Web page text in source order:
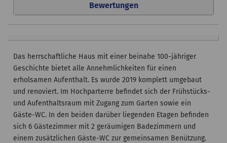
Bewertungen
Das herrschaftliche Haus mit einer beinahe 100-jähriger
Geschichte bietet alle Annehmlichkeiten für einen
erholsamen Aufenthalt. Es wurde 2019 komplett umgebaut
und renoviert. Im Hochparterre befindet sich der Frühstücks-
und Aufenthaltsraum mit Zugang zum Garten sowie ein
Gäste-WC. In den beiden darüber liegenden Etagen befinden
sich 6 Gästezimmer mit 2 geräumigen Badezimmern und
einem zusätzlichen Gäste-WC zur gemeinsamen Benützung.